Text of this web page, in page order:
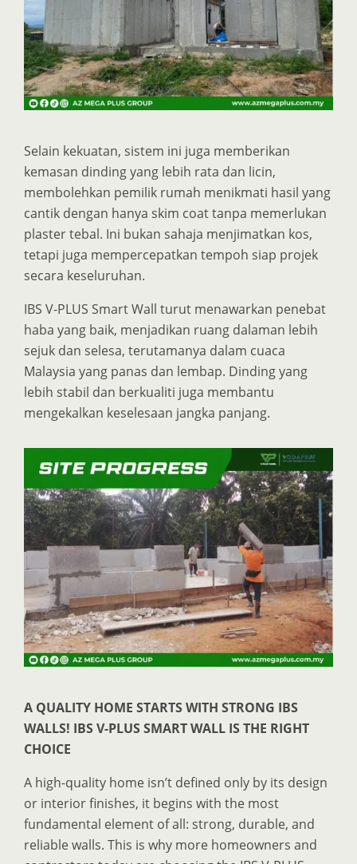
Selain kekuatan, sistem ini juga memberikan
kemasan dinding yang lebih rata dan licin,
membolehkan pemilik rumah menikmati hasil yang
cantik dengan hanya skim coat tanpa memerlukan
plaster tebal. Ini bukan sahaja menjimatkan kos,
tetapi juga mempercepatkan tempoh siap projek
secara keseluruhan.
IBS V-PLUS Smart Wall turut menawarkan penebat
haba yang baik, menjadikan ruang dalaman lebih
sejuk dan selesa, terutamanya dalam cuaca
Malaysia yang panas dan lembap. Dinding yang
lebih stabil dan berkualiti juga membantu
mengekalkan keselesaan jangka panjang.
A QUALITY HOME STARTS WITH STRONG IBS
WALLS! IBS V-PLUS SMART WALL IS THE RIGHT
CHOICE
A high-quality home isn’t defined only by its design
or interior finishes, it begins with the most
fundamental element of all: strong, durable, and
reliable walls. This is why more homeowners and